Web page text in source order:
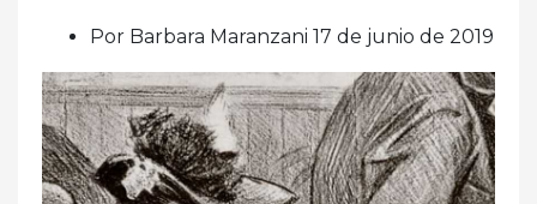
Por Barbara Maranzani 17 de junio de 2019